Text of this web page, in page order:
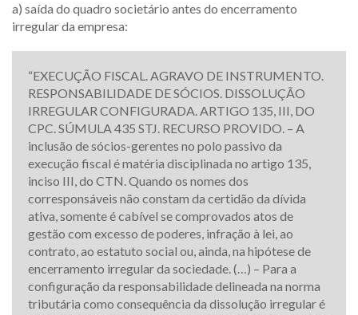
a) saída do quadro societário antes do encerramento
irregular da empresa:
“EXECUÇÃO FISCAL. AGRAVO DE INSTRUMENTO.
RESPONSABILIDADE DE SÓCIOS. DISSOLUÇÃO
IRREGULAR CONFIGURADA. ARTIGO 135, III, DO
CPC. SÚMULA 435 STJ. RECURSO PROVIDO. – A
inclusão de sócios-gerentes no polo passivo da
execução fiscal é matéria disciplinada no artigo 135,
inciso III, do CTN. Quando os nomes dos
corresponsáveis não constam da certidão da dívida
ativa, somente é cabível se comprovados atos de
gestão com excesso de poderes, infração à lei, ao
contrato, ao estatuto social ou, ainda, na hipótese de
encerramento irregular da sociedade. (…) – Para a
configuração da responsabilidade delineada na norma
tributária como consequência da dissolução irregular é